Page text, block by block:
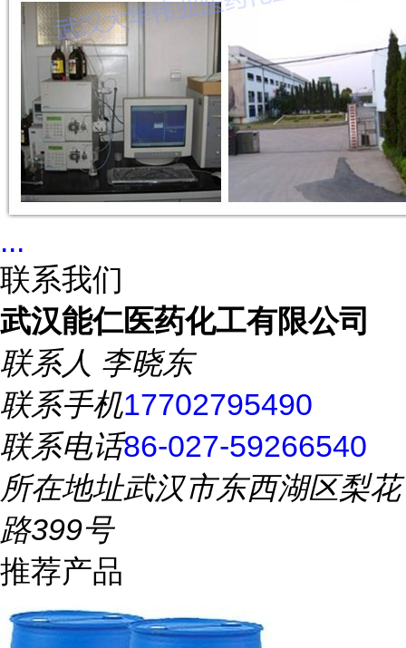
...
联系我们
武汉能仁医药化工有限公司
联系人 李晓东
联系手机17702795490
联系电话86-027-59266540
所在地址武汉市东西湖区梨花
路399号
推荐产品